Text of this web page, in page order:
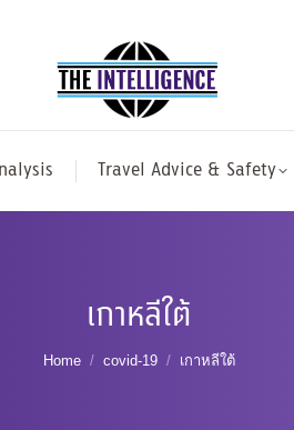
Travel Advice & Safety
เกาหลีใต้
You are here:
Home covid-19 เกาหลีใต้